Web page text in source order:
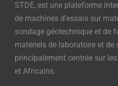
STDE, est une plateforme
de machines d’essais sur
sondage géotechnique et de
matériels de laboratoire et de
principalement centrée sur
et Africains.